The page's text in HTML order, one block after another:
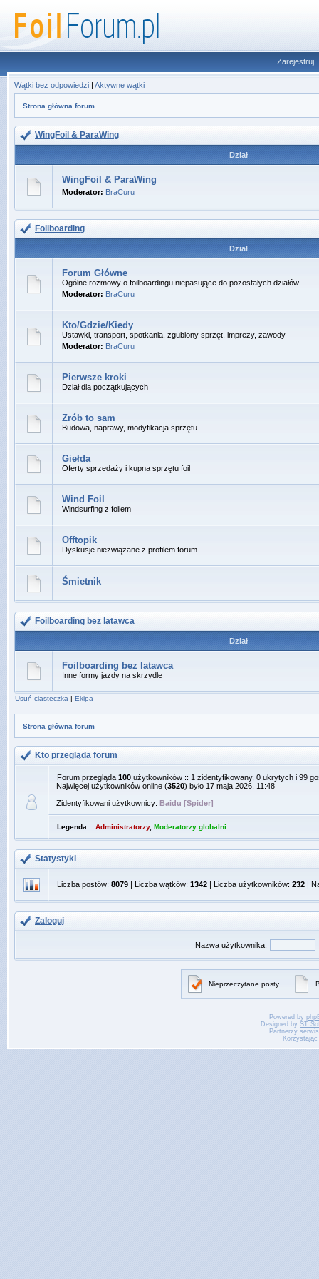
Zarejestruj
Wątki bez odpowiedzi | Aktywne wątki
Strona główna forum
WingFoil & ParaWing
Dział
WingFoil & ParaWing
Moderator: BraCuru
Foilboarding
Dział
Forum Główne
Ogólne rozmowy o foilboardingu niepasujące do pozostałych działów
Moderator: BraCuru
Kto/Gdzie/Kiedy
Ustawki, transport, spotkania, zgubiony sprzęt, imprezy, zawody
Moderator: BraCuru
Pierwsze kroki
Dział dla początkujących
Zrób to sam
Budowa, naprawy, modyfikacja sprzętu
Giełda
Oferty sprzedaży i kupna sprzętu foil
Wind Foil
Windsurfing z foilem
Offtopik
Dyskusje niezwiązane z profilem forum
Śmietnik
Foilboarding bez latawca
Dział
Foilboarding bez latawca
Inne formy jazdy na skrzydle
Usuń ciasteczka | Ekipa
Strona główna forum
Kto przegląda forum
Forum przegląda 100 użytkowników :: 1 zidentyfikowany, 0 ukrytych i 99
Najwięcej użytkowników online (3520) było 17 maja 2026, 11:48
Zidentyfikowani użytkownicy: Baidu [Spider]
Legenda :: Administratorzy, Moderatorzy globalni
Statystyki
Liczba postów: 8079 | Liczba wątków: 1342 | Liczba użytkowników: 232 |
Zaloguj
Nazwa użytkownika:
Nieprzeczytane posty
Powered by
Designed by ST
Partnerzy